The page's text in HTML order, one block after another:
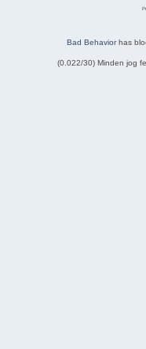
Bad Behaviorhas
(0.022/30) Minden jog